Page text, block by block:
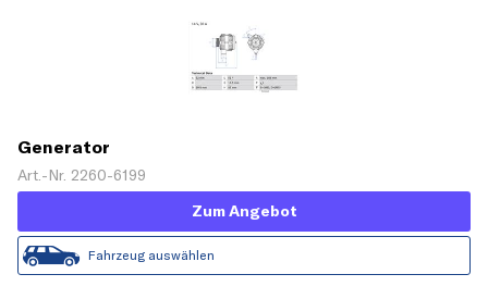
Generator
Art.-Nr. 2260-6199
Zum Angebot
Fahrzeug auswählen